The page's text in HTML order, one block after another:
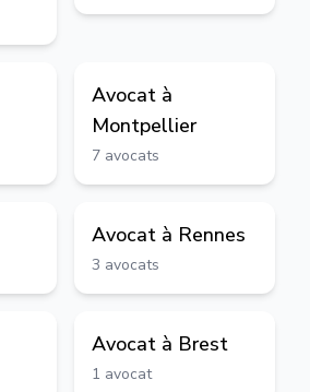
Avocat à
Montpellier
7 avocats
Avocat à Rennes
3 avocats
Avocat à Brest
1 avocat